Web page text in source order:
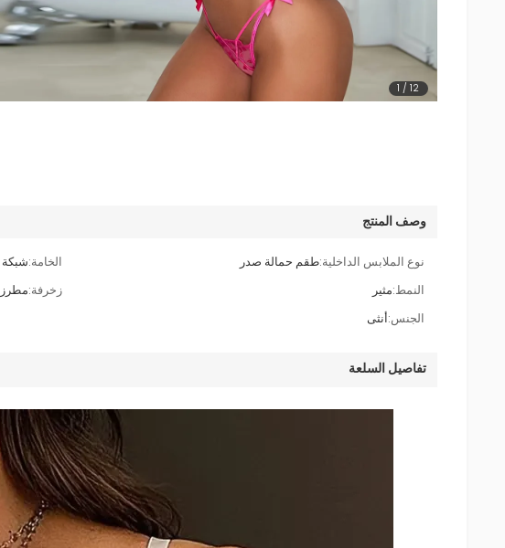
1 /12
وصف المنتج
نوع الملابس الداخلية:طقم حمالة صدر الخامة:شبكة
النمط:مثير زخرفة:مطرز
الجنس:أنثى
تفاصيل السلعة